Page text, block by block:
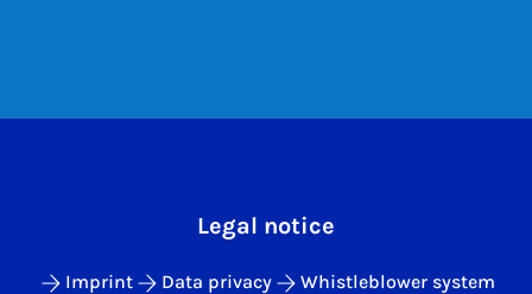
Legal notice
Imprint Data privacy Whistleblower system